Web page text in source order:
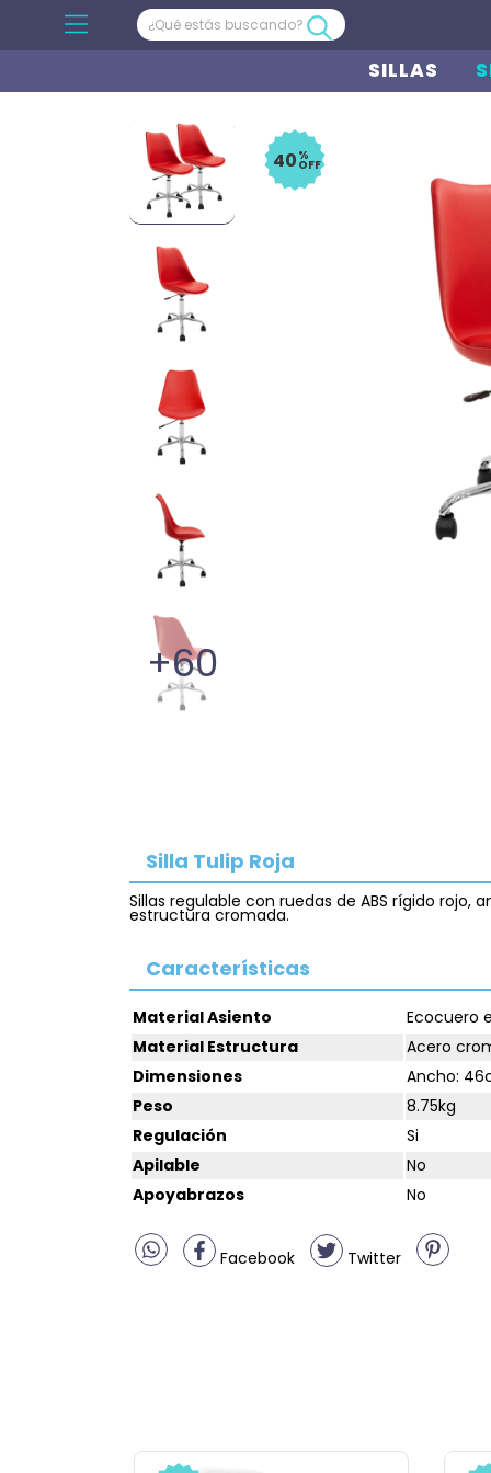
SILLAS
+60
40 %
OFF
Silla Tulip Roja
Sillas regulable con ruedas de ABS rígido
estructura cromada.
Características
Material Asiento
Ecocuero
Material Estructura
Acero
Dimensiones
Ancho:
Peso
8.75kg
Regulación
Si
Apilable
No
Apoyabrazos
No
Facebook Twitter